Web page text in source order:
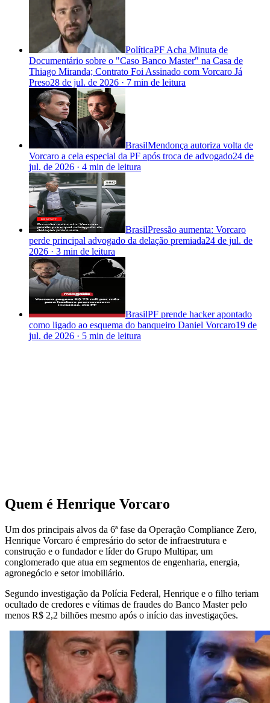
PolíticaPF Acha Minuta de
Documentário sobre o "Caso Banco Master" na Casa de
Thiago Miranda; Contrato Foi Assinado com Vorcaro Já
Preso28 de jul. de 2026 · 7 min de leitura
BrasilMendonça autoriza volta de
Vorcaro a cela especial da PF após troca de advogado24 de
jul. de 2026 · 4 min de leitura
BrasilPressão aumenta: Vorcaro
perde principal advogado da delação premiada24 de jul. de
2026 · 3 min de leitura
BrasilPF prende hacker apontado
como ligado ao esquema do banqueiro Daniel Vorcaro19 de
jul. de 2026 · 5 min de leitura
Quem é Henrique Vorcaro
Um dos principais alvos da 6ª fase da Operação Compliance Zero,
Henrique Vorcaro é empresário do setor de infraestrutura e
construção e o fundador e líder do Grupo Multipar, um
conglomerado que atua em segmentos de engenharia, energia,
agronegócio e setor imobiliário.
Segundo investigação da Polícia Federal, Henrique e o filho teriam
ocultado de credores e vítimas de fraudes do Banco Master pelo
menos R$ 2,2 bilhões mesmo após o início das investigações.